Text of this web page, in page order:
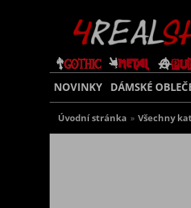
NOVINKY DÁMSKÉ
Úvodní stránka » Všechny